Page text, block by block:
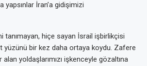
yapsınlar İran’a gidişimizi
tanımayan, hiçe sayan İsrail işbirlikçisi
yüzünü bir kez daha ortaya koydu. Zafere
yoldaşlarımızı işkenceyle gözaltına